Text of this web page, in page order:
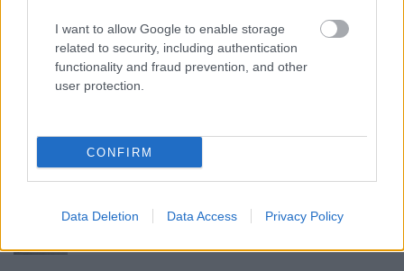
I want to allow Google to enable storage
related to security, including authentication
functionality and fraud prevention, and other
user protection.
CONFIRM
Data Deletion Data Access Privacy Policy
Bödők Gergely
Vörös húsvét
A fehérterror „ideológiája"
Nagy Sándor